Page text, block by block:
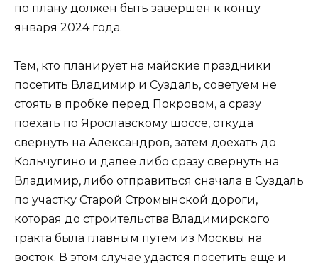
по плану должен быть завершен к концу
января 2024 года.
Тем, кто планирует на майские праздники
посетить Владимир и Суздаль, советуем не
стоять в пробке перед Покровом, а сразу
поехать по Ярославскому шоссе, откуда
свернуть на Александров, затем доехать до
Кольчугино и далее либо сразу свернуть на
Владимир, либо отправиться сначала в Суздаль
по участку Старой Стромынской дороги,
которая до строительства Владимирского
тракта была главным путем из Москвы на
восток. В этом случае удастся посетить еще и